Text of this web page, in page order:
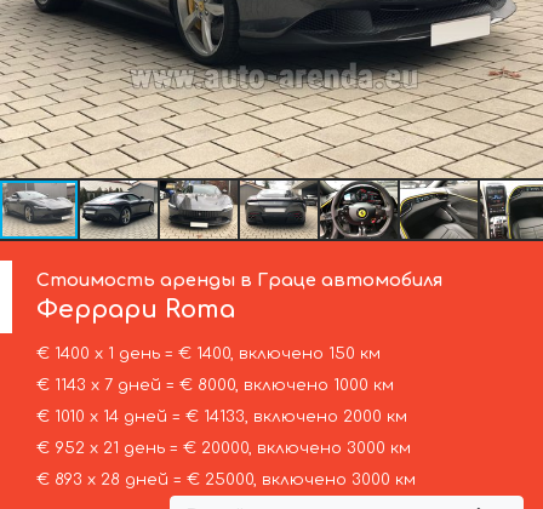
Стоимость аренды в Граце автомобиля
Феррари Roma
€ 1400 х 1 день = € 1400, включено 150 км
€ 1143 х 7 дней = € 8000, включено 1000 км
€ 1010 х 14 дней = € 14133, включено 2000 км
€ 952 х 21 день = € 20000, включено 3000 км
€ 893 х 28 дней = € 25000, включено 3000 км